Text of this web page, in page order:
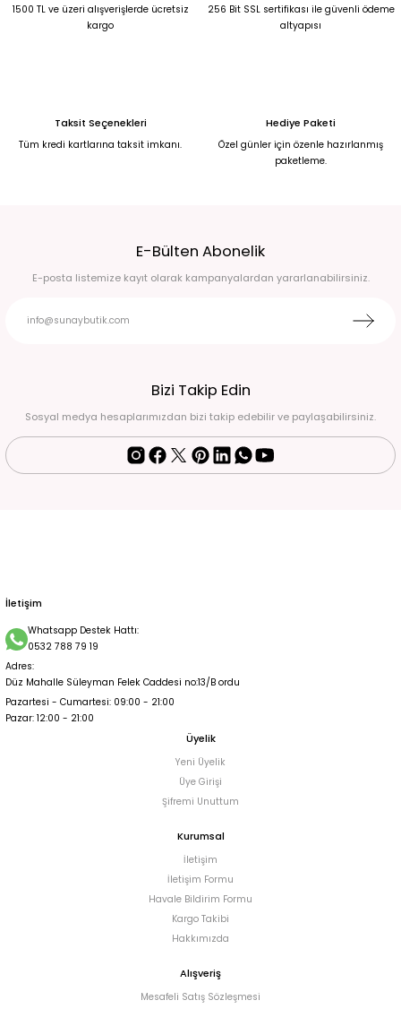
5.250,00 TL
Bebek Mavisi Şifon Uzun Abiye 50 Saks Mavisi Şifon Yırtmaçlı Abiye 50
4.500,00 TL
Siyah-Mavi İşlemeli Halter Yaka Uzun Abiye Elbise Standart
1500 TL ve üzeri alışverişlerde ücretsiz
kargo
256 Bit SSL sertifikası ile güvenli ödeme
altyapısı
Taksit Seçenekleri
Tüm kredi kartlarına taksit imkanı.
Hediye Paketi
Özel günler için özenle hazırlanmış
paketleme.
E-Bülten Abonelik
E-posta listemize kayıt olarak kampanyalardan yararlanabilirsiniz.
Bizi Takip Edin
Sosyal medya hesaplarımızdan bizi takip edebilir ve paylaşabilirsiniz.
İletişim
Whatsapp Destek Hattı:
0532 788 79 19
Adres:
Düz Mahalle Süleyman Felek Caddesi no:13/B ordu
Pazartesi - Cumartesi: 09:00 - 21:00
Pazar: 12:00 - 21:00
Üyelik
Yeni Üyelik
Üye Girişi
Şifremi Unuttum
Kurumsal
İletişim
İletişim Formu
Havale Bildirim Formu
Kargo Takibi
Hakkımızda
Alışveriş
Mesafeli Satış Sözleşmesi